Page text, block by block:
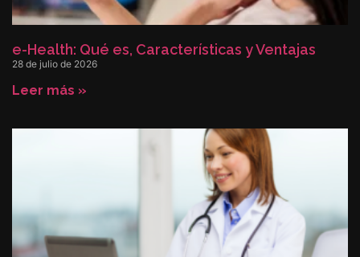
e-Health: Qué es, Características y Ventajas
28 de julio de 2026
Leer más »